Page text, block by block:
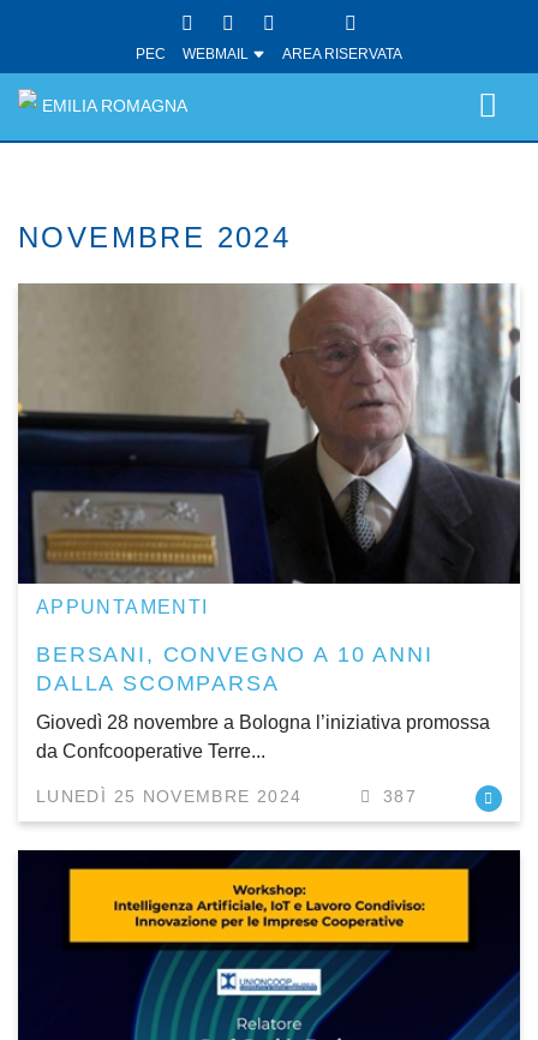
PEC WEBMAIL AREA RISERVATA
EMILIA ROMAGNA
NOVEMBRE 2024
APPUNTAMENTI
BERSANI, CONVEGNO A 10 ANNI
DALLA SCOMPARSA
Giovedì 28 novembre a Bologna l’iniziativa promossa
da Confcooperative Terre...
LUNEDÌ 25 NOVEMBRE 2024 387